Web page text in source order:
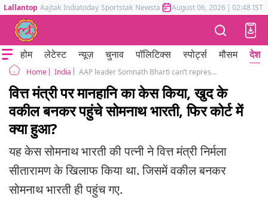
Lallantop Aajtak Indiatoday Sportstak Newstak Mumbai Tak Astrotak
August 06, 2026 | 02:48 IST
होम लेटेस्ट न्यूज़ चुनाव पॉलिटिक्स स्पोर्ट्स मौसम देश
Home India AAP leader Somnath Bharti can’t represent wife in defamation case Nirmala Sitharaman’s counsel to court
वित्त मंत्री पर मानहानि का केस किया, खुद के
वकील बनकर पहुंचे सोमनाथ भारती, फिर कोर्ट में
क्या हुआ?
यह केस सोमनाथ भारती की पत्नी ने वित्त मंत्री निर्मला
सीतारामण के खिलाफ किया था. जिसमें वकील बनकर
सोमनाथ भारती ही पहुंच गए.